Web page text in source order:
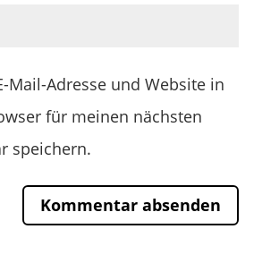
Mail-Adresse und Website in
für meinen nächsten
speichern.